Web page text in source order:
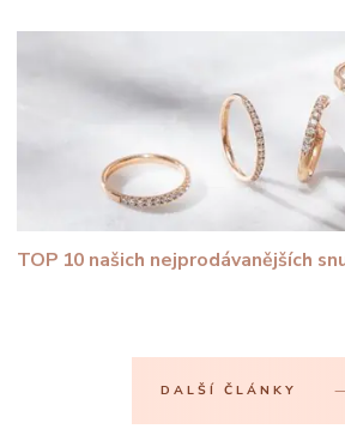
TOP 10 našich nejprodávanějších
DALŠÍ ČLÁNKY